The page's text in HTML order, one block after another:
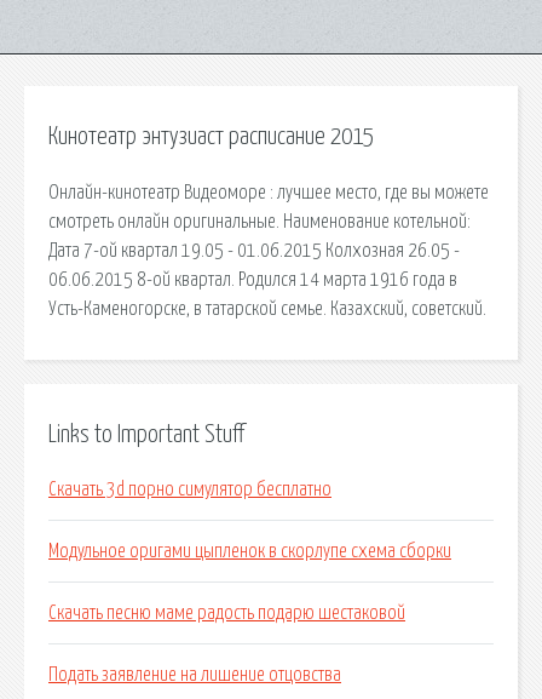
Кинотеатр энтузиаст расписание 2015
Онлайн-кинотеатр Видеоморе : лучшее место, где вы можете
смотреть онлайн оригинальные. Наименование котельной:
Дата 7-ой квартал 19.05 - 01.06.2015 Колхозная 26.05 -
06.06.2015 8-ой квартал. Родился 14 марта 1916 года в
Усть-Каменогорске, в татарской семье. Казахский, советский.
Links to Important Stuff
Скачать 3d порно симулятор бесплатно
Модульное оригами цыпленок в скорлупе схема сборки
Скачать песню маме радость подарю шестаковой
Подать заявление на лишение отцовства